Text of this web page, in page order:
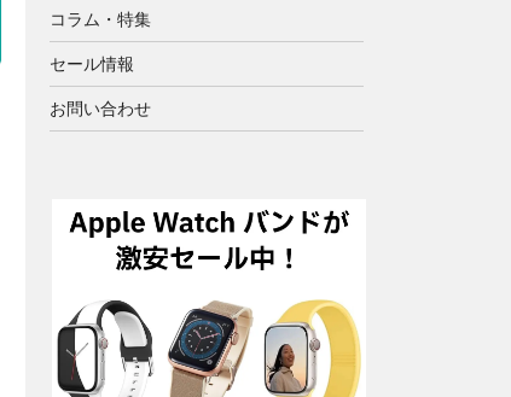
コラム・特集
セール情報
お問い合わせ